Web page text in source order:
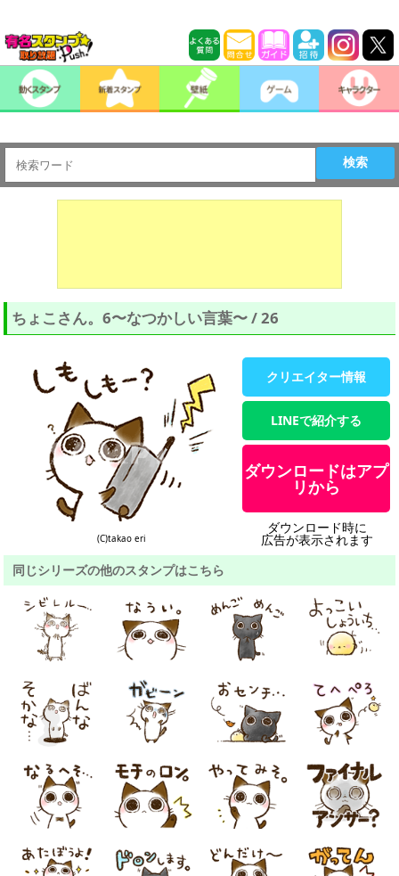
検索
ちょこさん。6〜なつかしい言葉〜 / 26
(C)takao eri
クリエイター情報
LINEで紹介する
ダウンロードはアプ
リから
ダウンロード時に
広告が表示されます
同じシリーズの他のスタンプはこちら